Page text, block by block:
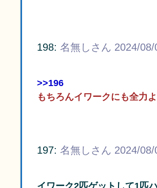
198: 名無しさん 2024/
>>196
もちろんイワークにも全力よ
197: 名無しさん 2024/
イワーク2匹ゲットして1匹